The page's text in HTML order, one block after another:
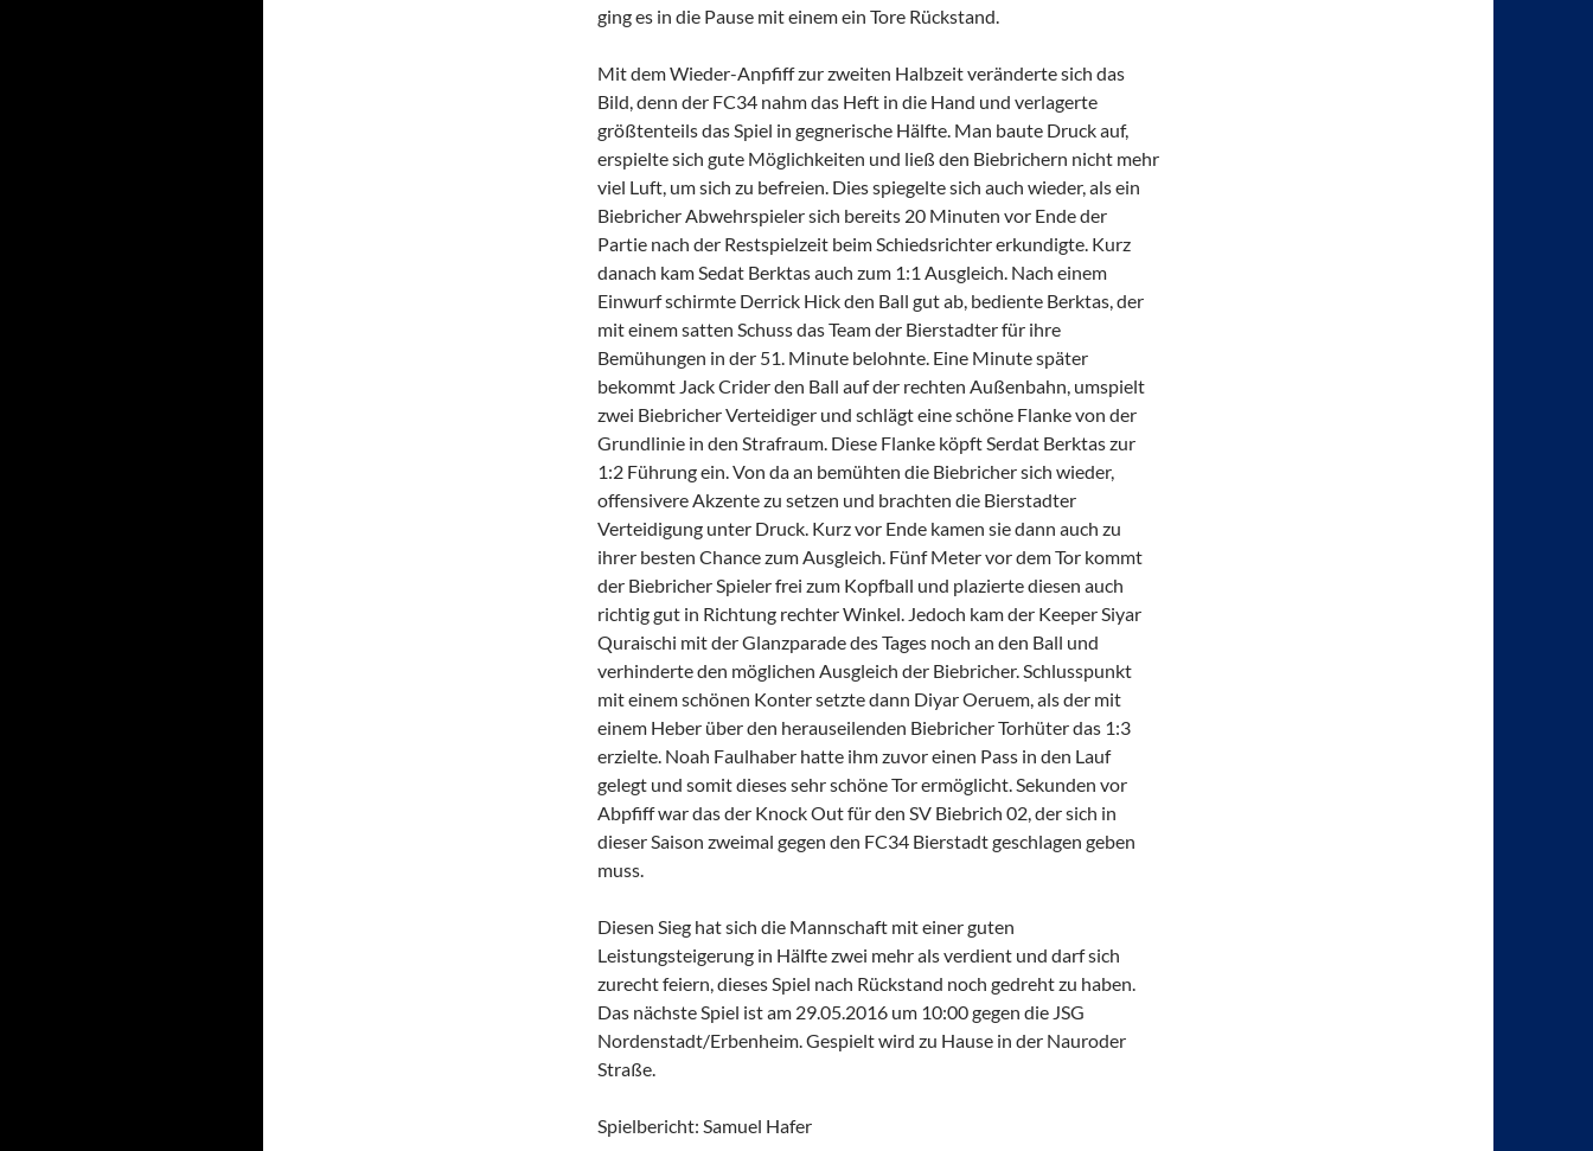
ging es in die Pause mit einem ein Tore Rückstand.
Mit dem Wieder-Anpfiff zur zweiten Halbzeit veränderte sich das
Bild, denn der FC34 nahm das Heft in die Hand und verlagerte
größtenteils das Spiel in gegnerische Hälfte. Man baute Druck auf,
erspielte sich gute Möglichkeiten und ließ den Biebrichern nicht mehr
viel Luft, um sich zu befreien. Dies spiegelte sich auch wieder, als ein
Biebricher Abwehrspieler sich bereits 20 Minuten vor Ende der
Partie nach der Restspielzeit beim Schiedsrichter erkundigte. Kurz
danach kam Sedat Berktas auch zum 1:1 Ausgleich. Nach einem
Einwurf schirmte Derrick Hick den Ball gut ab, bediente Berktas, der
mit einem satten Schuss das Team der Bierstadter für ihre
Bemühungen in der 51. Minute belohnte. Eine Minute später
bekommt Jack Crider den Ball auf der rechten Außenbahn, umspielt
zwei Biebricher Verteidiger und schlägt eine schöne Flanke von der
Grundlinie in den Strafraum. Diese Flanke köpft Serdat Berktas zur
1:2 Führung ein. Von da an bemühten die Biebricher sich wieder,
offensivere Akzente zu setzen und brachten die Bierstadter
Verteidigung unter Druck. Kurz vor Ende kamen sie dann auch zu
ihrer besten Chance zum Ausgleich. Fünf Meter vor dem Tor kommt
der Biebricher Spieler frei zum Kopfball und plazierte diesen auch
richtig gut in Richtung rechter Winkel. Jedoch kam der Keeper Siyar
Quraischi mit der Glanzparade des Tages noch an den Ball und
verhinderte den möglichen Ausgleich der Biebricher. Schlusspunkt
mit einem schönen Konter setzte dann Diyar Oeruem, als der mit
einem Heber über den herauseilenden Biebricher Torhüter das 1:3
erzielte. Noah Faulhaber hatte ihm zuvor einen Pass in den Lauf
gelegt und somit dieses sehr schöne Tor ermöglicht. Sekunden vor
Abpfiff war das der Knock Out für den SV Biebrich 02, der sich in
dieser Saison zweimal gegen den FC34 Bierstadt geschlagen geben
muss.
Diesen Sieg hat sich die Mannschaft mit einer guten
Leistungsteigerung in Hälfte zwei mehr als verdient und darf sich
zurecht feiern, dieses Spiel nach Rückstand noch gedreht zu haben.
Das nächste Spiel ist am 29.05.2016 um 10:00 gegen die JSG
Nordenstadt/Erbenheim. Gespielt wird zu Hause in der Nauroder
Straße.
Spielbericht: Samuel Hafer